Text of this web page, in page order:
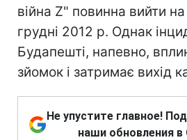
війна Z" повинна вийти
грудні 2012 р. Однак
Будапешті, напевно,
зйомок і затримає вихід
Не упустите главное!
наши обновления в